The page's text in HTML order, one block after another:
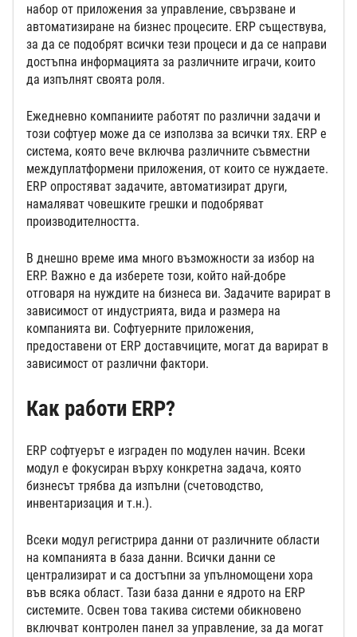
набор от приложения за управление, свързване и
автоматизиране на бизнес процесите. ERP съществува,
за да се подобрят всички тези процеси и да се направи
достъпна информацията за различните играчи, които
да изпълнят своята роля.
Ежедневно компаниите работят по различни задачи и
този софтуер може да се използва за всички тях. ERP е
система, която вече включва различните съвместни
междуплатформени приложения, от които се нуждаете.
ERP опростяват задачите, автоматизират други,
намаляват човешките грешки и подобряват
производителността.
В днешно време има много възможности за избор на
ERP. Важно е да изберете този, който най-добре
отговаря на нуждите на бизнеса ви. Задачите варират в
зависимост от индустрията, вида и размера на
компанията ви. Софтуерните приложения,
предоставени от ERP доставчиците, могат да варират в
зависимост от различни фактори.
Как работи ERP?
ERP софтуерът е изграден по модулен начин. Всеки
модул е фокусиран върху конкретна задача, която
бизнесът трябва да изпълни (счетоводство,
инвентаризация и т.н.).
Всеки модул регистрира данни от различните области
на компанията в база данни. Всички данни се
централизират и са достъпни за упълномощени хора
във всяка област. Тази база данни е ядрото на ERP
системите. Освен това такива системи обикновено
включват контролен панел за управление, за да могат